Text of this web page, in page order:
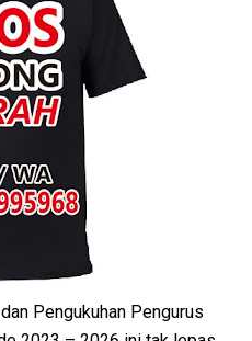
Pengukuhan Pengurus